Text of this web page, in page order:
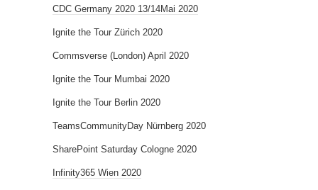
CDC Germany 2020 13/14Mai 2020
Ignite the Tour Zürich 2020
Commsverse (London) April 2020
Ignite the Tour Mumbai 2020
Ignite the Tour Berlin 2020
TeamsCommunityDay Nürnberg 2020
SharePoint Saturday Cologne 2020
Infinity365 Wien 2020